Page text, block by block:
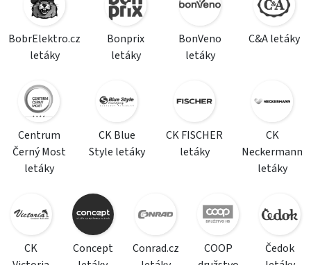
BobrElektro.cz
letáky
Bonprix
letáky
BonVeno
letáky
C&A letáky
Centrum
Černý Most
letáky
CK Blue
Style letáky
CK FISCHER
letáky
CK
Neckermann
letáky
CK
Concept
Conrad.cz
COOP
Čedok